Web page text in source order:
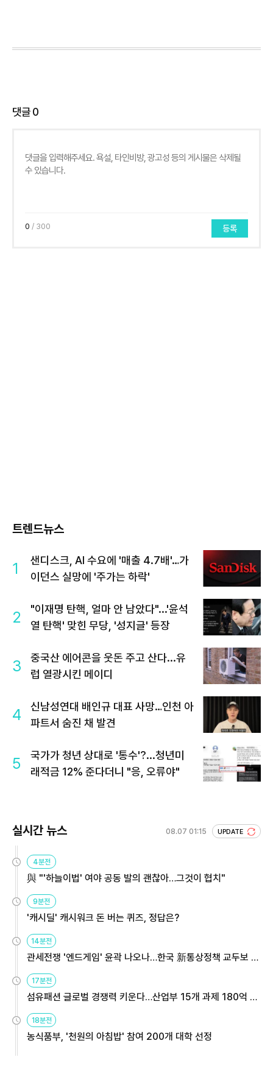
댓글0
0 / 300 등록
트렌드뉴스
1
샌디스크, AI 수요에 '매출 4.7배'…가
이던스 실망에 '주가는 하락'
2
"이재명 탄핵, 얼마 안 남았다"...'윤석
열 탄핵' 맞힌 무당, '성지글' 등장
3
중국산 에어콘을 웃돈 주고 산다...유
럽 열광시킨 메이디
4
신남성연대 배인규 대표 사망…인천 아
파트서 숨진 채 발견
5
국가가 청년 상대로 '통수'?...청년미
래적금 12% 준다더니 "응, 오류야"
실시간 뉴스 08.07 01:15 UPDATE
4분전
與 "'하늘이법' 여야 공동 발의 괜찮아…그것이 협치"
9분전
'캐시딜' 캐시워크 돈 버는 퀴즈, 정답은?
14분전
관세전쟁 '엔드게임' 윤곽 나오나…한국 新통상정책 교두보 활
용해야
17분전
섬유패션 글로벌 경쟁력 키운다…산업부 15개 과제 180억 지
원
18분전
농식품부, '천원의 아침밥' 참여 200개 대학 선정